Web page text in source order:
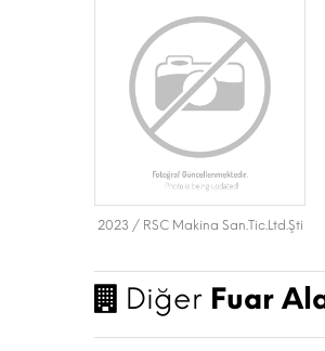
2023 / RSC Makina San.Tic.Ltd.Şti
Diğer Fuar